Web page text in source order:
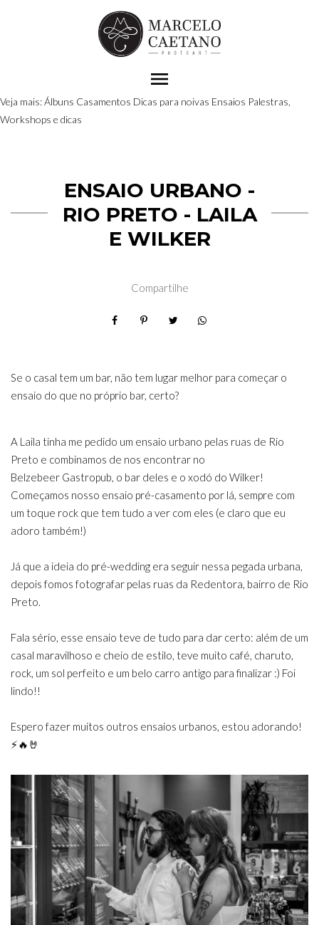
menu
Veja mais:Álbuns Casamentos Dicas para noivas Ensaios Palestras,
Workshops e dicas
ENSAIO URBANO -
RIO PRETO - LAILA
E WILKER
Compartilhe
Se o casal tem um bar, não tem lugar melhor para começar o
ensaio do que no próprio bar, certo?
A Laila tinha me pedido um ensaio urbano pelas ruas de Rio
Preto e combinamos de nos encontrar no
Belzebeer Gastropub, o bar deles e o xodó do Wilker!
Começamos nosso ensaio pré-casamento por lá, sempre com
um toque rock que tem tudo a ver com eles (e claro que eu
adoro também!)
Já que a ideia do pré-wedding era seguir nessa pegada urbana,
depois fomos fotografar pelas ruas da Redentora, bairro de Rio
Preto.
Fala sério, esse ensaio teve de tudo para dar certo: além de um
casal maravilhoso e cheio de estilo, teve muito café, charuto,
rock, um sol perfeito e um belo carro antigo para finalizar :) Foi
lindo!!
Espero fazer muitos outros ensaios urbanos, estou adorando!
⚡️🔥🤘